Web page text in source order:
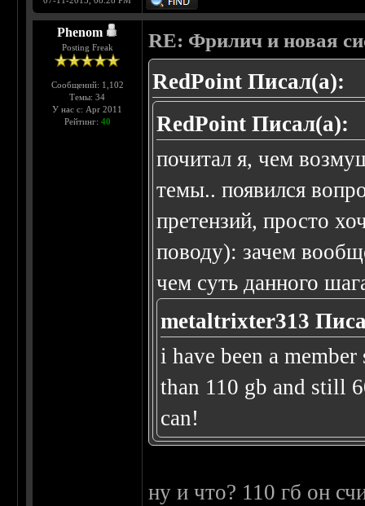
Phenom
Posting Freak
Сообщений: 1,102
Темы: 34
У нас с: Apr 2011
Рейтинг: 40
RE: Фрилич и новая
RedPoint Писал(а):
RedPoint Писал(а):
почитал я, чем
темы.. появился
претензий, просто
поводу): зачем
чем суть данного
metaltrixter313
i have been a
than 110 gb and still
can!
ну и что? 110 гб он